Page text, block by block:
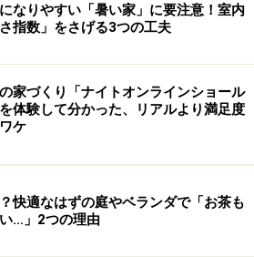
東に観葉植物を置くと、健康に
】
、健康で薬代が掛からないという
龍が元です。青龍には 「安定」 と
になぞらえたアイテムが観葉植物
3 南に火や赤い花を置くと、家に
なりやすい「暑い家」に要注意！室内
指数」をさげる3つの工夫
家づくり「ナイトオンラインショール
体験して分かった、リアルより満足度
ケ
快適なはずの庭やベランダで「お茶も
…」2つの理由